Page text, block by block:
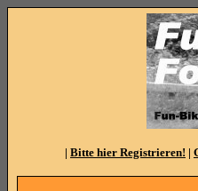
| Bitte hier Registrieren! |